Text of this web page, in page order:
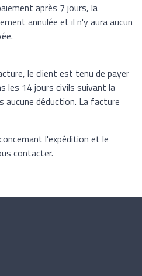
après 7 jours, la
annulée et il n'y aura aucun
le client est tenu de payer
les 14 jours civils suivant la
aucune déduction. La facture
l'expédition et le
contacter.